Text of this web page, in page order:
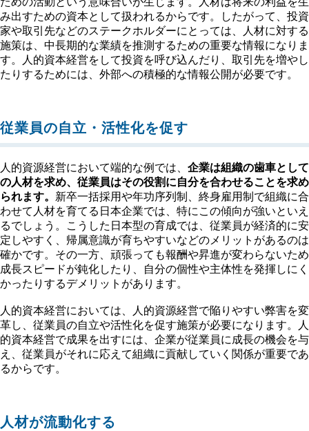
み出すための資本として扱われるからです。したがって、投資
家や取引先などのステークホルダーにとっては、人材に対する
施策は、中長期的な業績を推測するための重要な情報になりま
す。人的資本経営をして投資を呼び込んだり、取引先を増やし
たりするためには、外部への積極的な情報公開が必要です。
従業員の自立・活性化を促す
人的資源経営において端的な例では、 企業は組織の歯車として
の人材を求め、従業員はその役割に自分を合わせることを求め
られます。 新卒一括採用や年功序列制、終身雇用制で組織に合
わせて人材を育てる日本企業では、特にこの傾向が強いといえ
るでしょう。こうした日本型の育成では、従業員が経済的に安
定しやすく、帰属意識が育ちやすいなどのメリットがあるのは
確かです。その一方、頑張っても報酬や昇進が変わらないため
成長スピードが鈍化したり、自分の個性や主体性を発揮しにく
かったりするデメリットがあります。
人的資本経営においては、人的資源経営で陥りやすい弊害を変
革し、従業員の自立や活性化を促す施策が必要になります。人
的資本経営で成果を出すには、企業が従業員に成長の機会を与
え、従業員がそれに応えて組織に貢献していく関係が重要であ
るからです。
人材が流動化する